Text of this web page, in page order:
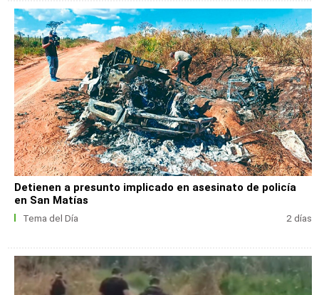
Detienen a presunto implicado en asesinato de policía
en San Matías
Tema del Día 2 días